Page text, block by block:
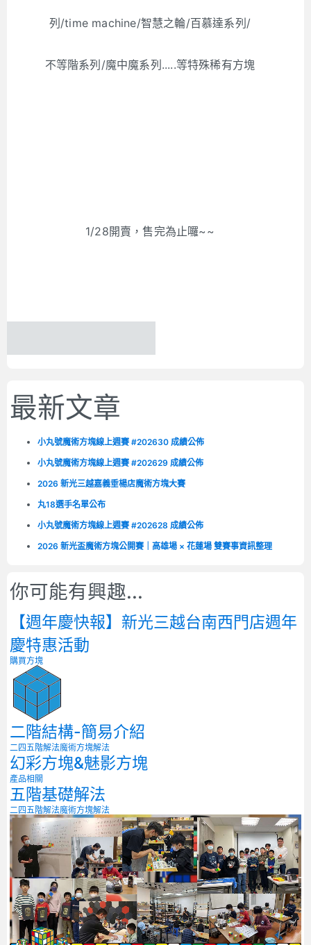
列/time machine/智慧之輪/百慕達系列/
不等階系列/魔中魔系列.....等特殊稀有方塊
1/28開賣，售完為止囉~~
最新文章
小丸號魔術方塊線上週賽 #202630 成績公佈
小丸號魔術方塊線上週賽 #202629 成績公佈
2026 新光三越嘉義垂楊店魔術方塊大賽
丸18選手名單公布
小丸號魔術方塊線上週賽 #202628 成績公佈
2026 新光盃魔術方塊公開賽｜高雄場 × 花蓮場 雙賽事資訊整理
你可能有興趣...
【週年慶快報】新光三越台南西門店週年
慶特惠活動
購買方塊
二階結構-簡易介紹
二四五階解法魔術方塊解法
幻彩方塊&魅影方塊
產品相關
五階基礎解法
二四五階解法魔術方塊解法